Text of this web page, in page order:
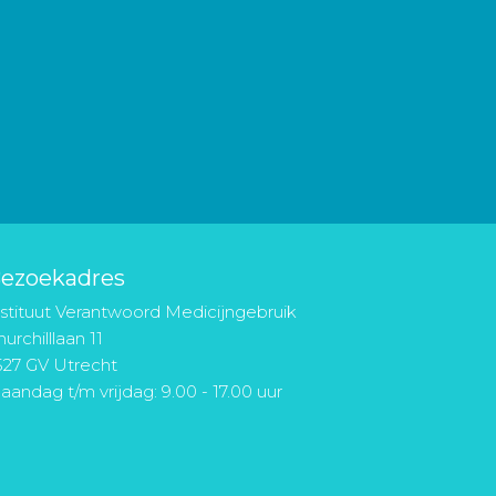
Verantwoord Medicijngebruik
11
GV Utrecht
t/m vrijdag: 9.00 - 17.00 uur